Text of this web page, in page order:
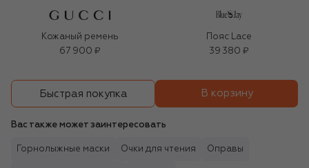
Кожаный ремень
67 900 ₽
Пояс Lace
39 380 ₽
Быстрая покупка В корзину
Вас также может заинтересовать
Горнолыжные маски Очки для чтения Оправы